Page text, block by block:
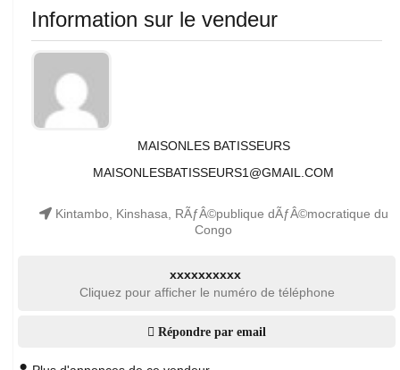
Information sur le vendeur
MAISONLES BATISSEURS
MAISONLESBATISSEURS1@GMAIL.COM
Kintambo, Kinshasa, RÃƒÂ©publique dÃƒÂ©mocratique du
Congo
xxxxxxxxxx
Cliquez pour afficher le numéro de téléphone
Répondre par email